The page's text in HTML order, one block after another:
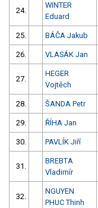
24.
WINTER
Eduard
25. BÁČA Jakub
26. VLASÁK Jan
27.
HEGER
Vojtěch
28. ŠANDA Petr
29. ŘÍHA Jan
30. PAVLÍK Jiří
31.
BREBTA
Vladimír
32.
NGUYEN
PHUC Thinh